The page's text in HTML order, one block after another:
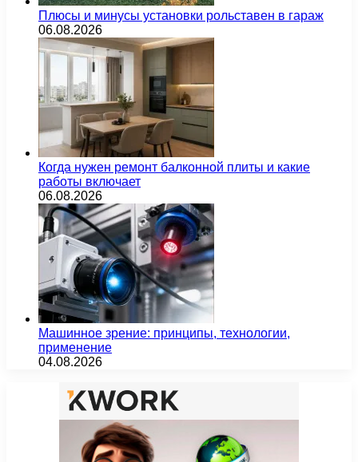
Плюсы и минусы установки рольставен в гараж
06.08.2026
Когда нужен ремонт балконной плиты и какие
работы включает
06.08.2026
Машинное зрение: принципы, технологии,
применение
04.08.2026